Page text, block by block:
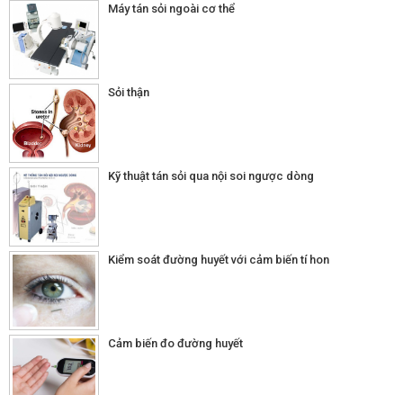
Máy tán sỏi ngoài cơ thể
Sỏi thận
Kỹ thuật tán sỏi qua nội soi ngược dòng
Kiểm soát đường huyết với cảm biến tí hon
Cảm biến đo đường huyết